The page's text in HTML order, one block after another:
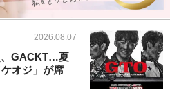
2026.08.07
、GACKT…夏
オジ」が席